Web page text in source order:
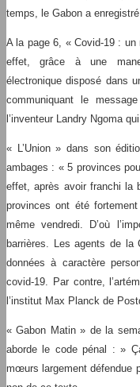
temps, le Gabon a
A la page 6, « Covid-19 :
effet, grâce à une
électronique disposé dans
communiquant le
l’inventeur Landry Ngoma
« L’Union » dans son
ambages : « 5 provinces
effet, après avoir franchi la
provinces ont été
même vendredi. D’où
barrières. Les agents de la
données à caractère
covid-19. Par contre,
l’institut Max Planck de
« Gabon Matin » de la
aborde le code pénal : »
mœurs largement défendue